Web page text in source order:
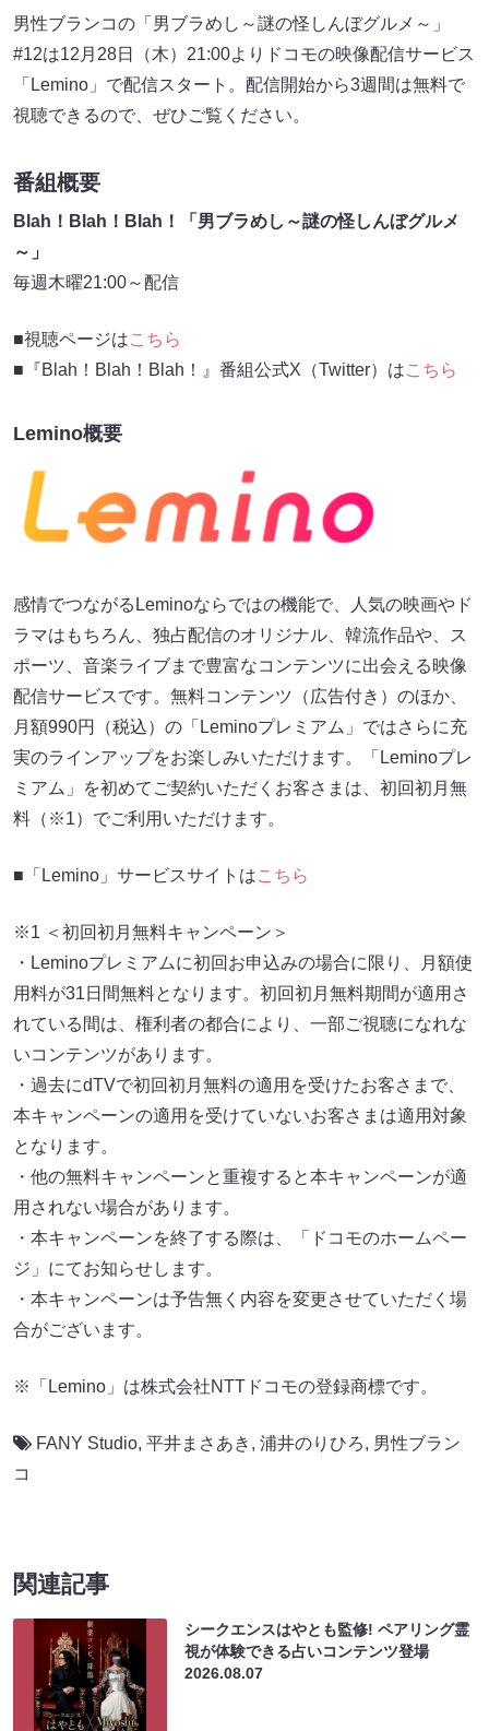
男性ブランコの「男ブラめし～謎の怪しんぼグルメ～」
#12は12月28日（木）21:00よりドコモの映像配信サービス
「Lemino」で配信スタート。配信開始から3週間は無料で
視聴できるので、ぜひご覧ください。
番組概要
Blah！Blah！Blah！「男ブラめし～謎の怪しんぼグルメ
～」
毎週木曜21:00～配信
■視聴ページはこちら
■『Blah！Blah！Blah！』番組公式X（Twitter）はこちら
Lemino概要
感情でつながるLeminoならではの機能で、人気の映画やド
ラマはもちろん、独占配信のオリジナル、韓流作品や、ス
ポーツ、音楽ライブまで豊富なコンテンツに出会える映像
配信サービスです。無料コンテンツ（広告付き）のほか、
月額990円（税込）の「Leminoプレミアム」ではさらに充
実のラインアップをお楽しみいただけます。「Leminoプレ
ミアム」を初めてご契約いただくお客さまは、初回初月無
料（※1）でご利用いただけます。
■「Lemino」サービスサイトはこちら
※1 ＜初回初月無料キャンペーン＞
・Leminoプレミアムに初回お申込みの場合に限り、月額使
用料が31日間無料となります。初回初月無料期間が適用さ
れている間は、権利者の都合により、一部ご視聴になれな
いコンテンツがあります。
・過去にdTVで初回初月無料の適用を受けたお客さまで、
本キャンペーンの適用を受けていないお客さまは適用対象
となります。
・他の無料キャンペーンと重複すると本キャンペーンが適
用されない場合があります。
・本キャンペーンを終了する際は、「ドコモのホームペー
ジ」にてお知らせします。
・本キャンペーンは予告無く内容を変更させていただく場
合がございます。
※「Lemino」は株式会社NTTドコモの登録商標です。
FANY Studio, 平井まさあき , 浦井のりひろ, 男性ブラン
コ
関連記事
シークエンスはやとも監修! ペアリング霊
視が体験できる占いコンテンツ登場
2026.08.07